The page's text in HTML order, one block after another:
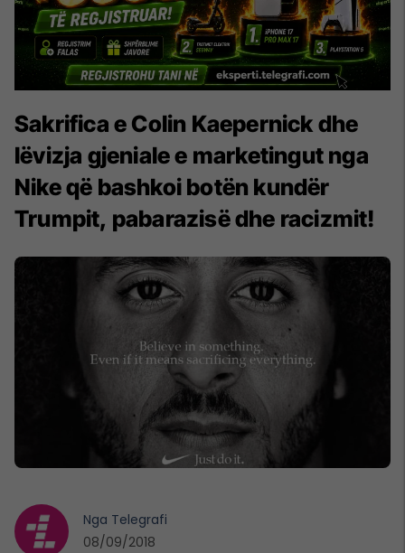
Sakrifica e Colin Kaepernick dhe
lëvizja gjeniale e marketingut nga
Nike që bashkoi botën kundër
Trumpit, pabarazisë dhe racizmit!
Nga Telegrafi
08/09/2018